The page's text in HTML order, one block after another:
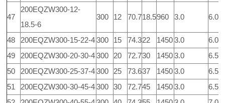
47
200EQZW300-12-
18.5-6
300 12 70.718.5960 3.0 6.0
48 200EQZW300-15-22-4 300 15 74.322 1450 3.0
6.0
49
200EQZW300-20-30-4 300 20 72.730 1450 3.0
6.5
50
200EQZW300-25-37-4 300 25 73.637 1450 3.0
6.5
51
200EQZW300-30-45-4 300 30 72.745 1450 3.0
6.5